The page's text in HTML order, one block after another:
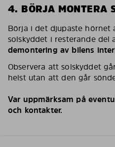
4. BÖRJA MONTERA
Börja i det djupaste hörnet
solskyddet i resterande del
demontering av bilens
Observera att solskyddet
helst utan att den går
Var uppmärksam på
och kontakter.